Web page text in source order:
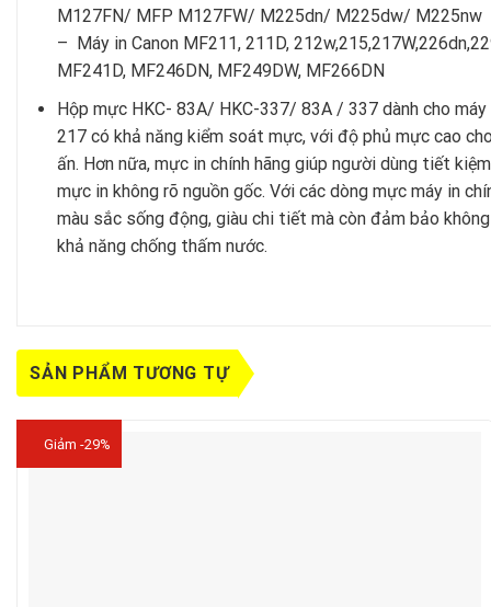
M127FN/ MFP M127FW/ M225dn/ M225dw/ M225nw
– Máy in Canon MF211, 211D,
MF241D, MF246DN, MF249DW, MF266DN
Hộp mực HKC- 83A/ HKC-337/ 83A / 337 dành cho
217 có khả năng kiểm soát mực, với độ phủ mực cao
ấn. Hơn nữa, mực in chính hãng giúp người dùng tiết
mực in không rõ nguồn gốc. Với các dòng mực máy in
màu sắc sống động, giàu chi tiết mà còn đảm bảo
khả năng chống thấm nước.
SẢN PHẨM TƯƠNG TỰ
Giảm -29%